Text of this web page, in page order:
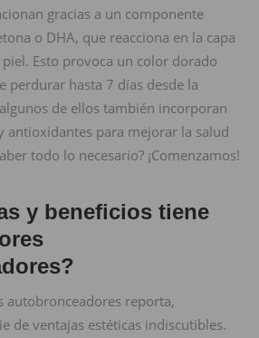
gracias a un componente
o DHA, que reacciona en la capa
Esto provoca un color dorado
perdurar hasta 7 días desde la
de ellos también incorporan
antioxidantes para mejorar la salud
todo lo necesario? ¡Comenzamos!
y beneficios tiene
autobronceadores reporta,
de ventajas estéticas indiscutibles.